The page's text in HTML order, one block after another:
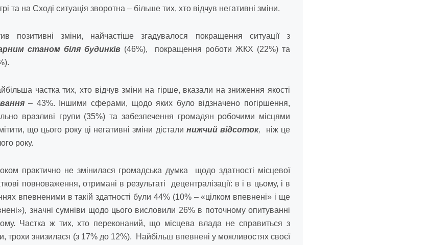
та на Сході ситуація зворотна – більше тих, хто відчув негативні зміни.
позитивні зміни, найчастіше згадувалося покращення ситуації з
станом біля будинків (46%), покращення роботи ЖКХ (22%) та
частка тих, хто відчув зміни на гірше, вказали на зниження якості
­– 43%. Іншими сферами, щодо яких було відзначено погіршення,
вразливі групи (35%) та забезпечення громадян робочими місцями
що цього року ці негативні зміни дістали нижчий відсоток,
ніж це
року.
практично не змінилася громадська думка щодо здатності місцевої
повноваження, отримані в результаті децентралізації: в і в цьому, і в
впевненими в такій здатності були 44% (10% – «цілком впевнені» і ще
значні сумніви щодо цього висловили 26% в поточному опитуванні
Частка ж тих, хто переконаний, що місцева влада не справиться з
трохи знизилася (з 17% до 12%). Найбільш впевнені у можливостях своєї